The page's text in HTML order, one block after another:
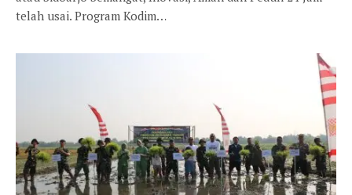
telah usai. Program Kodim…